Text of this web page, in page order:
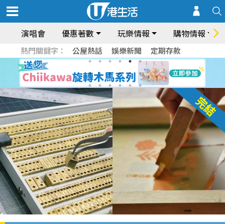
演唱會 優惠著數 玩樂情報 購物情報
熱門關鍵字： 公屋熱話 娛樂新聞 定期存款